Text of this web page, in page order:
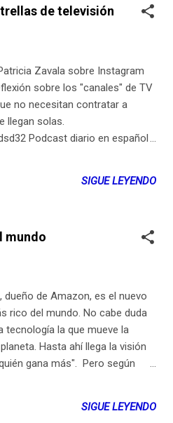
de televisión
Zavala sobre Instagram
sobre los "canales" de TV
no necesitan contratar a
llegan solas.
Podcast diario en español
1oiz52a from El Siglo 21 es
SIGUE LEYENDO
mundo
de Amazon, es el nuevo
rico del mundo. No cabe duda
tecnología la que mueve la
Hasta ahí llega la visión
gana más". Pero según
porque toda la economía será
SIGUE LEYENDO